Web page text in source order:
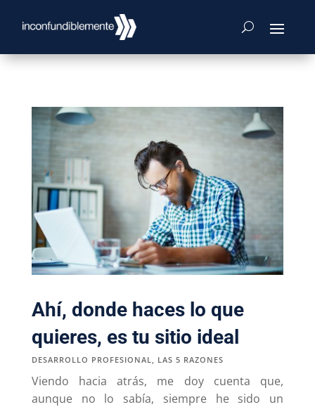
Ahí, donde haces lo que
quieres, es tu sitio ideal
DESARROLLO PROFESIONAL LAS 5 RAZONES
Viendo hacia atrás, me doy cuenta que,
aunque no lo sabía, siempre he sido un